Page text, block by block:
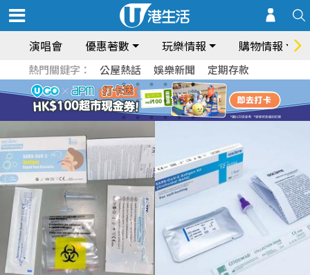
演唱會 優惠著數 玩樂情報 購物情報
熱門關鍵字： 公屋熱話 娛樂新聞 定期存款